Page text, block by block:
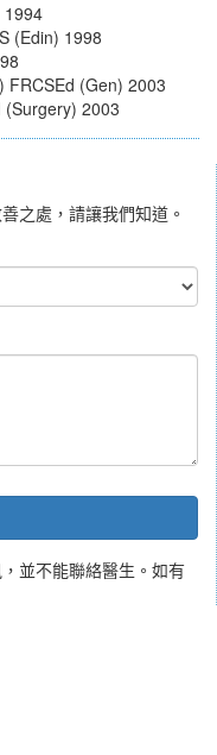
1994
(Edin) 1998
FRCSEd (Gen) 2003
(Surgery) 2003
之處，請讓我們知道。
並不能聯絡醫生。如有